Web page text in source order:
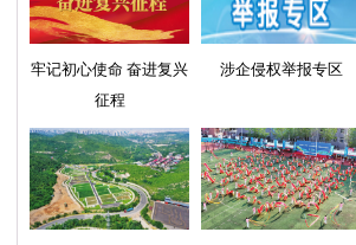
牢记初心使命 奋进复兴
征程
涉企侵权举报专区